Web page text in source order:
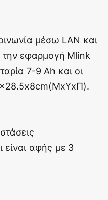
μέσω LAN και
την εφαρμογή Mlink
7-9 Ah και οι
αφής με 3